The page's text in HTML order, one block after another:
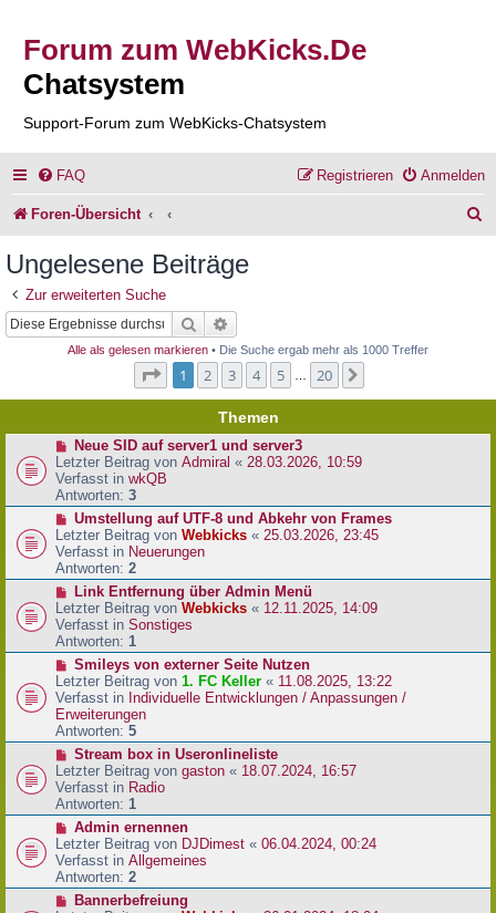
Forum zum WebKicks.De
Chatsystem
Support-Forum zum WebKicks-Chatsystem
FAQ Anmelden
Registrieren
Foren-Übersicht
Ungelesene Beiträge
Zur erweiterten Suche
Suche
Alle als gelesen markieren • Die Suche ergab mehr als 1000 Treffer
Seite von
1 2 3 4 5 20
Themen
N
e
u
e
r
B
e
i
t
a
g
Neue SID auf server1 und server3
Letzter Beitrag von Admiral « 28.03.2026, 10:59
Verfasst in wkQB
Antworten: 3
N
e
u
e
r
B
e
i
t
a
g
Umstellung auf UTF-8 und Abkehr von Frames
Letzter Beitrag von Webkicks « 25.03.2026, 23:45
Verfasst in Neuerungen
Antworten: 2
N
e
u
e
r
B
e
i
t
r
a
g
Link Entfernung über Admin Menü
Letzter Beitrag von Webkicks « 12.11.2025, 14:09
Verfasst in Sonstiges
Antworten: 1
N
e
u
e
r
B
e
i
t
r
a
g
Smileys von externer Seite Nutzen
Letzter Beitrag von 1. FC Keller « 11.08.2025, 13:22
Verfasst in Individuelle Entwicklungen / Anpassungen /
Erweiterungen
Antworten: 5
N
e
u
e
r
B
e
i
t
Stream box in Useronlineliste
Letzter Beitrag von gaston « 18.07.2024, 16:57
Verfasst in Radio
Antworten: 1
N
e
u
e
r
B
Admin ernennen
Letzter Beitrag von DJDimest « 06.04.2024, 00:24
Verfasst in Allgemeines
Antworten: 2
NBannerbefreiung